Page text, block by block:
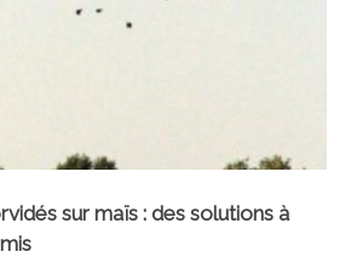
sur maïs : des solutions à